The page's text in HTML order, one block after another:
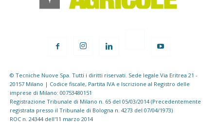
© Tecniche Nuove Spa. Tutti i diritti riservati. Sede legale Via Eritrea 21 -
20157 Milano | Codice fiscale, Partita IVA e Iscrizione al Registro delle
imprese di Milano: 00753480151
Registrazione Tribunale di Milano n. 65 del 05/03/2014 (Precedentemente
registrata presso il Tribunale di Bologna n. 4273 del 07/04/1973)
ROC n. 24344 dell'11 marzo 2014